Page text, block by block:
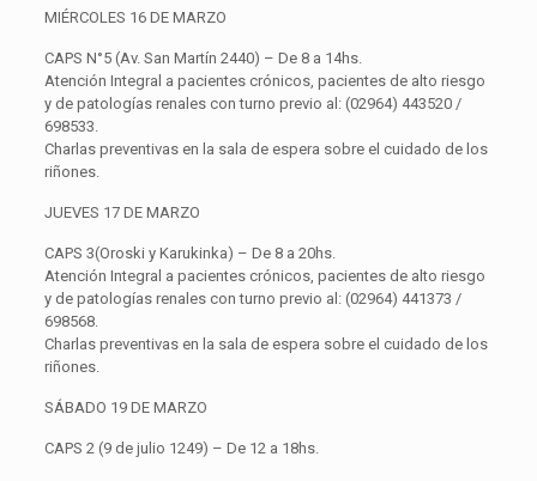
MIÉRCOLES 16 DE MARZO
CAPS N°5 (Av. San Martín 2440) – De 8 a 14hs.
Atención Integral a pacientes crónicos, pacientes de alto riesgo
y de patologías renales con turno previo al: (02964) 443520 /
698533.
Charlas preventivas en la sala de espera sobre el cuidado de los
riñones.
JUEVES 17 DE MARZO
CAPS 3(Oroski y Karukinka) – De 8 a 20hs.
Atención Integral a pacientes crónicos, pacientes de alto riesgo
y de patologías renales con turno previo al: (02964) 441373 /
698568.
Charlas preventivas en la sala de espera sobre el cuidado de los
riñones.
SÁBADO 19 DE MARZO
CAPS 2 (9 de julio 1249) – De 12 a 18hs.